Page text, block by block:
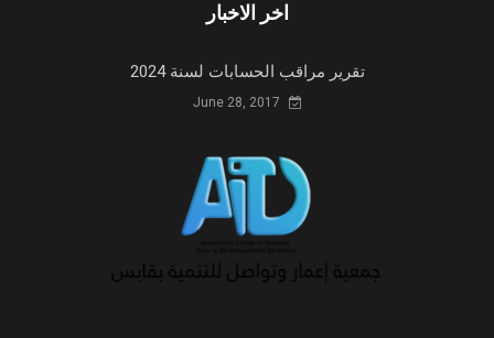
اخر الاخبار
تقرير مراقب الحسابات لسنة 2024